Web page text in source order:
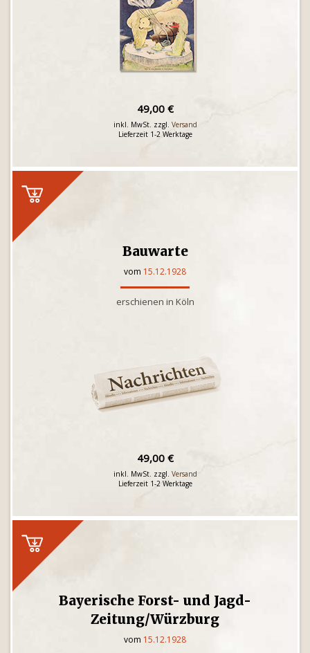
49,00 €
inkl. MwSt. zzgl. Versand
Lieferzeit 1-2 Werktage
Bauwarte
vom 15.12.1928
erschienen in Köln
49,00 €
inkl. MwSt. zzgl. Versand
Lieferzeit 1-2 Werktage
Bayerische Forst- und Jagd-
Zeitung/Würzburg
vom 15.12.1928